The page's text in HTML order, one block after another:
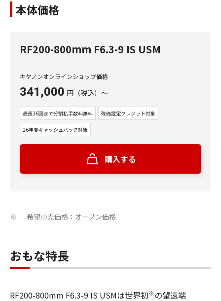
本体価格
RF200-800mm F6.3-9 IS USM
キヤノンオンラインショップ価格
341,000 円 （税込） ～
最長36回まで分割払手数料無料 残価設定クレジット対象
26年夏キャッシュバック対象
購入する
※ 希望小売価格：オープン価格
おもな特長
RF200-800mm F6.3-9 IS USMは世界初※の望遠端